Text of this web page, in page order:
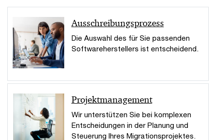
Ausschreibungsprozess
Die Auswahl des für Sie passenden
Softwareherstellers ist entscheidend.
Projektmanagement
Wir unterstützen Sie bei komplexen
Entscheidungen in der Planung und
Steuerung Ihres Migrationsprojektes.